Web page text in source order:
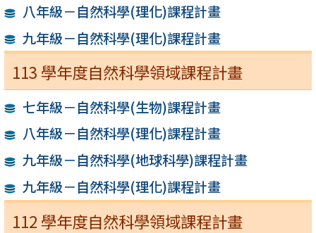
八年級－自然科學(理化)課程計畫
九年級－自然科學(理化)課程計畫
113 學年度自然科學領域課程計畫
七年級－自然科學(生物)課程計畫
八年級－自然科學(理化)課程計畫
九年級－自然科學(地球科學)課程計畫
九年級－自然科學(理化)課程計畫
112 學年度自然科學領域課程計畫